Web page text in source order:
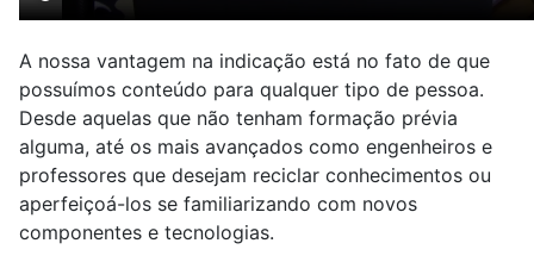
A nossa vantagem na indicação está no fato de que
possuímos conteúdo para qualquer tipo de pessoa.
Desde aquelas que não tenham formação prévia
alguma, até os mais avançados como engenheiros e
professores que desejam reciclar conhecimentos ou
aperfeiçoá-los se familiarizando com novos
componentes e tecnologias.